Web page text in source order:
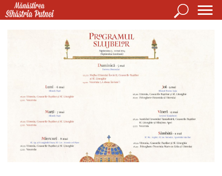
Mergi la conţinutul principal
Căutare